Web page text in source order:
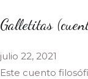
Galletitas
julio 22, 2021
Este cuento